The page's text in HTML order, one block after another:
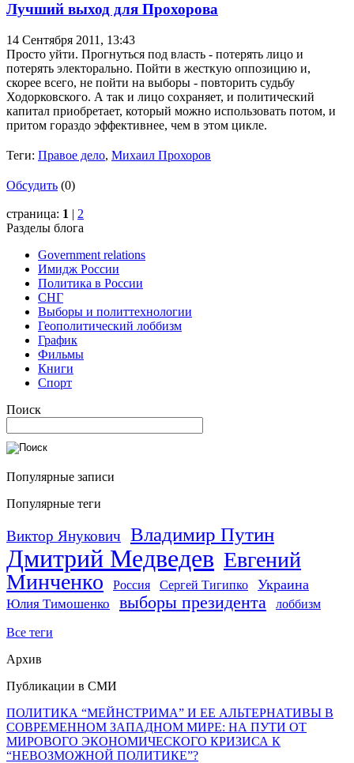
Лучший выход для Прохорова
14 Сентября 2011, 13:43
Просто уйти. Прогнуться под власть - потерять лицо и
потерять электорально. Пойти в жесткую оппозицию и,
скорее всего, не пойти на выборы - повторить судьбу
Ходорковского. А так и лицо сохраняет, и политический
капитал приобретает, который можно использовать потом, и
притом гораздо эффективнее, чем в этом цикле.
Теги: Правое дело, Михаил Прохоров
Обсудить (0)
страница: 1 | 2
Разделы блога
Government relations
Имидж России
Политика в России
СНГ
Выборы и политтехнологии
Геополитический лоббизм
График
Фильмы
Книги
Спорт
Поиск
Популярные записи
Популярные теги
Виктор Янукович Владимир Путин
Дмитрий Медведев Евгений
Минченко
Россия Сергей Тигипко Украина
Юлия Тимошенко выборы президента лоббизм
Все теги
Архив
Публикации в СМИ
ПОЛИТИКА “МЕЙНСТРИМА” И ЕЕ АЛЬТЕРНАТИВЫ В
СОВРЕМЕННОМ ЗАПАДНОМ МИРЕ: НА ПУТИ ОТ
МИРОВОГО ЭКОНОМИЧЕСКОГО КРИЗИСА К
“НЕВОЗМОЖНОЙ ПОЛИТИКЕ”?